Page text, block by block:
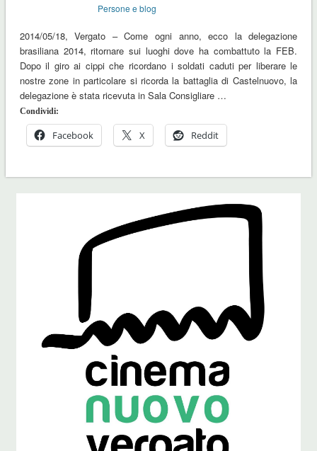
Persone e blog
2014/05/18, Vergato – Come ogni anno, ecco la delegazione
brasiliana 2014, ritornare sui luoghi dove ha combattuto la FEB.
Dopo il giro ai cippi che ricordano i soldati caduti per liberare le
nostre zone in particolare si ricorda la battaglia di Castelnuovo, la
delegazione è stata ricevuta in Sala Consigliare …
Condividi:
Facebook X Reddit